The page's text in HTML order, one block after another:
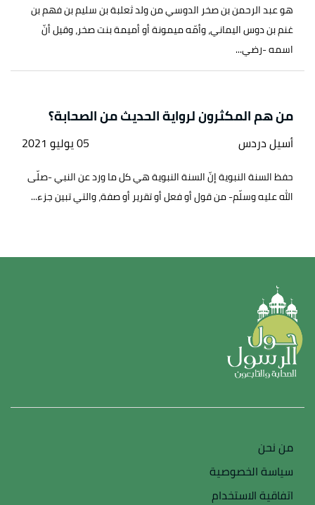
هو عبد الرحمن بن صخر الدوسي من ولد ثعلبة بن سليم بن فهم بن
غنم بن دوس اليماني، وأمّه ميمونة أو أميمة بنت صخر، وقيل أنّ
اسمه -رضي...
من هم المكثرون لرواية الحديث من الصحابة؟
أسيل دردس 05 يوليو 2021
حفظ السنة النبوية إنّ السنة النبوية هي كل ما ورد عن النبي -صلّى
الله عليه وسلّم- من قول أو فعل أو تقرير أو صفة، والتي تبين جزء...
من نحن
سياسة الخصوصية
اتفاقية الاستخدام